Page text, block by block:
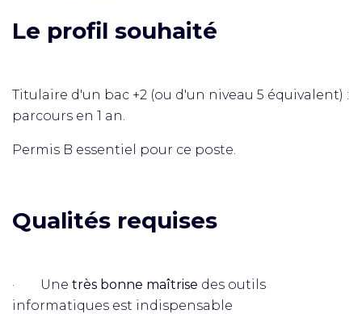
Le profil souhaité
Titulaire d'un bac +2 (ou d'un niveau 5 équivalent) :
parcours en 1 an.
Permis B essentiel pour ce poste.
Qualités requises
· Une très bonne maîtrise des outils
informatiques est indispensable